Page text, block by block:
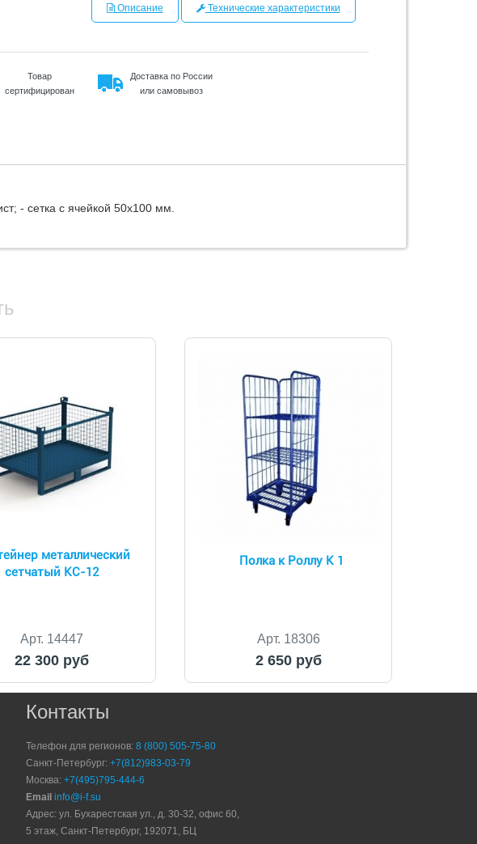
Описание Технические характеристики
Товар
сертифицирован
Доставка по России
или самовывоз
- сетка с ячейкой 50х100 мм.
металлический
сетчатый КС-12
Арт. 14447
22 300 руб
Полка к Роллу К 1
Арт. 18306
2 650 руб
Контакты
Телефон для регионов:8 (800) 505-75-80
Санкт-Петербург:+7(812)983-03-79
Москва:+7(495)795-444-6
Email info@i-f.su
Адрес: ул. Бухарестская ул., д. 30-32, офис 60,
5 этаж, Санкт-Петербург, 192071, БЦ